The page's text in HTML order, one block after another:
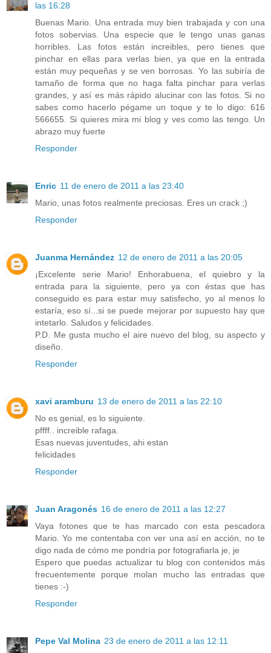
las 16:28
Buenas Mario. Una entrada muy bien trabajada y con una
fotos sobervias. Una especie que le tengo unas ganas
horribles. Las fotos están increibles, pero tienes que
pinchar en ellas para verlas bien, ya que en la entrada
están muy pequeñas y se ven borrosas. Yo las subiría de
tamaño de forma que no haga falta pinchar para verlas
grandes, y así es más rápido alucinar con las fotos. Si no
sabes como hacerlo pégame un toque y te lo digo: 616
566655. Si quieres mira mi blog y ves como las tengo. Un
abrazo muy fuerte
Responder
Enric 11 de enero de 2011 a las 23:40
Mario, unas fotos realmente preciosas. Eres un crack ;)
Responder
Juanma Hernández 12 de enero de 2011 a las 20:05
¡Excelente serie Mario! Enhorabuena, el quiebro y la
entrada para la siguiente, pero ya con éstas que has
conseguido es para estar muy satisfecho, yo al menos lo
estaría, eso sí...si se puede mejorar por supuesto hay que
intetarlo. Saludos y felicidades.
P.D. Me gusta mucho el aire nuevo del blog, su aspecto y
diseño.
Responder
xavi aramburu 13 de enero de 2011 a las 22:10
No es genial, es lo siguiente.
pffff.. increible rafaga.
Esas nuevas juventudes, ahi estan
felicidades
Responder
Juan Aragonés 16 de enero de 2011 a las 12:27
Vaya fotones que te has marcado con esta pescadora
Mario. Yo me contentaba con ver una así en acción, no te
digo nada de cómo me pondría por fotografiarla je, je
Espero que puedas actualizar tu blog con contenidos más
frecuentemente porque molan mucho las entradas que
tienes :-)
Responder
Pepe Val Molina 23 de enero de 2011 a las 12:11